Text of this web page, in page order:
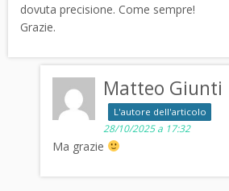
dovuta precisione. Come sempre!
Grazie.
Matteo Giunti
L'autore dell'articolo
28/10/2025 a 17:32
Ma grazie